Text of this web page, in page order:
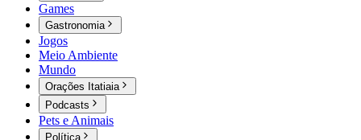
Games
Gastronomia
Jogos
Meio Ambiente
Mundo
Orações Itatiaia
Podcasts
Pets e Animais
Política